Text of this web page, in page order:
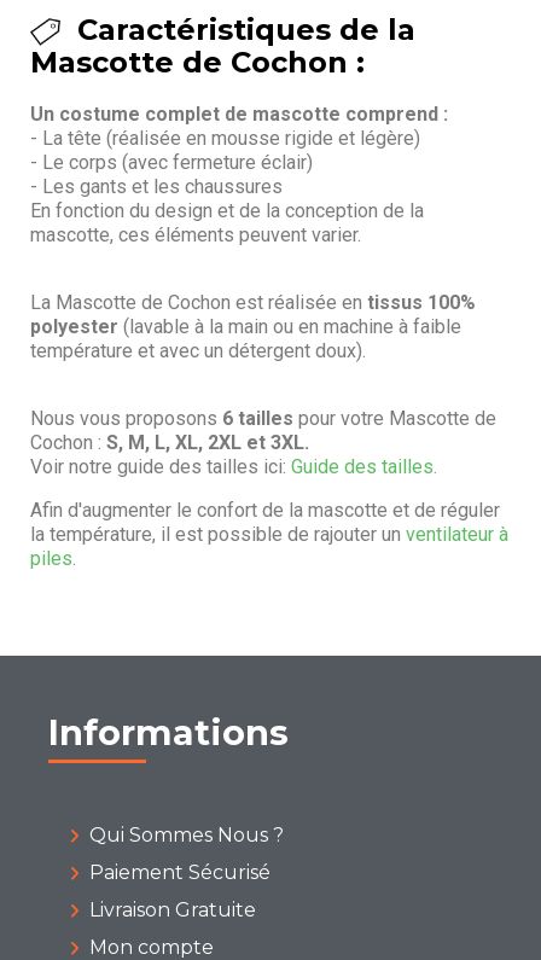
Caractéristiques de la
Mascotte de Cochon :
Un costume complet de mascotte comprend :
- La tête (réalisée en mousse rigide et légère)
- Le corps (avec fermeture éclair)
- Les gants et les chaussures
En fonction du design et de la conception de la
mascotte, ces éléments peuvent varier.
La Mascotte de Cochon est réalisée en tissus 100%
polyester (lavable à la main ou en machine à faible
température et avec un détergent doux).
Nous vous proposons 6 tailles pour votre Mascotte de
Cochon : S, M, L, XL, 2XL et 3XL.
Voir notre guide des tailles ici: Guide des tailles.
Afin d'augmenter le confort de la mascotte et de réguler
la température, il est possible de rajouter un ventilateur à
piles.
Informations
Qui Sommes Nous ?
Paiement Sécurisé
Livraison Gratuite
Mon compte